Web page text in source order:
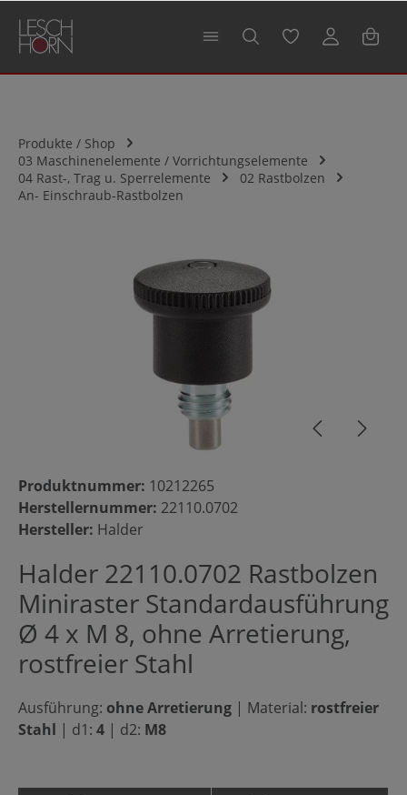
springen
Produkte / Shop
03 Maschinenelemente / Vorrichtungselemente
04 Rast-, Trag u. Sperrelemente
02 Rastbolzen
An- Einschraub-Rastbolzen
Bildergalerie überspringen
Produktnummer: 10212265
Herstellernummer: 22110.0702
Hersteller: Halder
Halder 22110.0702 Rastbolzen
Miniraster Standardausführung
Ø 4 x M 8, ohne Arretierung,
rostfreier Stahl
Ausführung: ohne Arretierung | Material: rostfreier
Stahl | d1: 4 | d2: M8